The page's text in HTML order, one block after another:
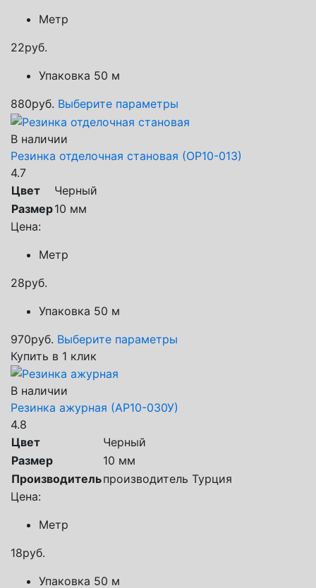
Метр
22руб.
Упаковка 50 м
880руб. Выберите параметры
В наличии
Резинка отделочная становая (ОР10-013)
4.7
Цвет
Черный
Размер10 мм
Цена:
Метр
28руб.
Упаковка 50 м
970руб. Выберите параметры
Купить в 1 клик
В наличии
Резинка ажурная (АР10-030У)
4.8
Цвет
Черный
Размер
10 мм
Производительпроизводитель Турция
Цена:
Метр
18руб.
Упаковка 50 м